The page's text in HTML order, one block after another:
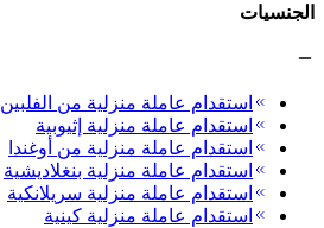
الجنسيات
استقدام عاملة منزلية من الفلبين
استقدام عاملة منزلية إثيوبية
استقدام عاملة منزلية من أوغندا
استقدام عاملة منزلية بنغلاديشية
استقدام عاملة منزلية سريلانكية
استقدام عاملة منزلية كينية